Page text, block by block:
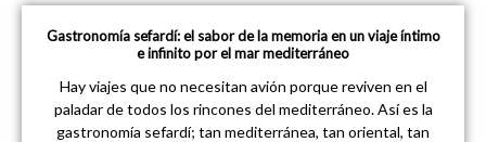
Gastronomía sefardí: el sabor de la memoria en un viaje íntimo
e infinito por el mar mediterráneo
Hay viajes que no necesitan avión porque reviven en el
paladar de todos los rincones del mediterráneo. Así es la
gastronomía sefardí; tan mediterránea, tan oriental, tan